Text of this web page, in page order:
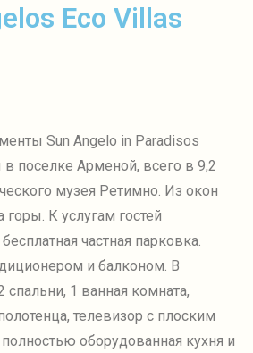
Eco Villas
Sun Angelo in Paradisos
поселке Арменой, всего в 9,2
музея Ретимно. Из окон
горы. К услугам гостей
частная парковка.
и балконом. В
спальни, 1 ванная комната,
телевизор с плоским
оборудованная кухня и